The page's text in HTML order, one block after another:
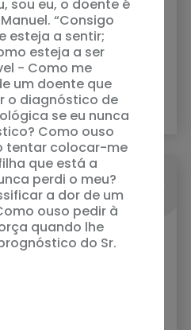
que compaixão
deles. Desengane-se
pelos doentes e
de nos colocarmos
se. Eu, sou eu, o doente
“Consigo imaginar
posso calcular como
- Como me
que acaba de
uma doença
tive esse diagnóstico?
Gomes
DO PROJETO SAMP
sou eu, o doente é
“Consigo
esteja a sentir;
esteja a ser
- Como me
um doente que
o diagnóstico de
se eu nunca
Como ouso
tentar colocar-me
que está a
perdi o meu?
a dor de um
ouso pedir à
quando lhe
do Sr.